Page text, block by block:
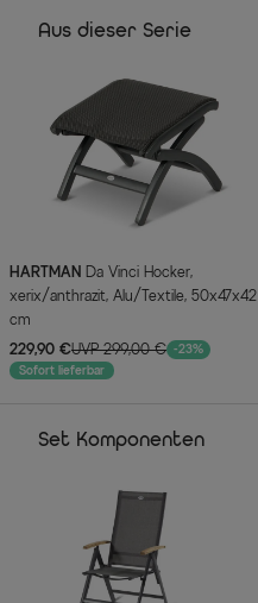
Aus dieser Serie
HARTMAN
xerix/anthrazit, Alu/Textile, 50x47x42
cm
229,90 €UVP 299,00 € -23%
Sofort lieferbar
Set Komponenten